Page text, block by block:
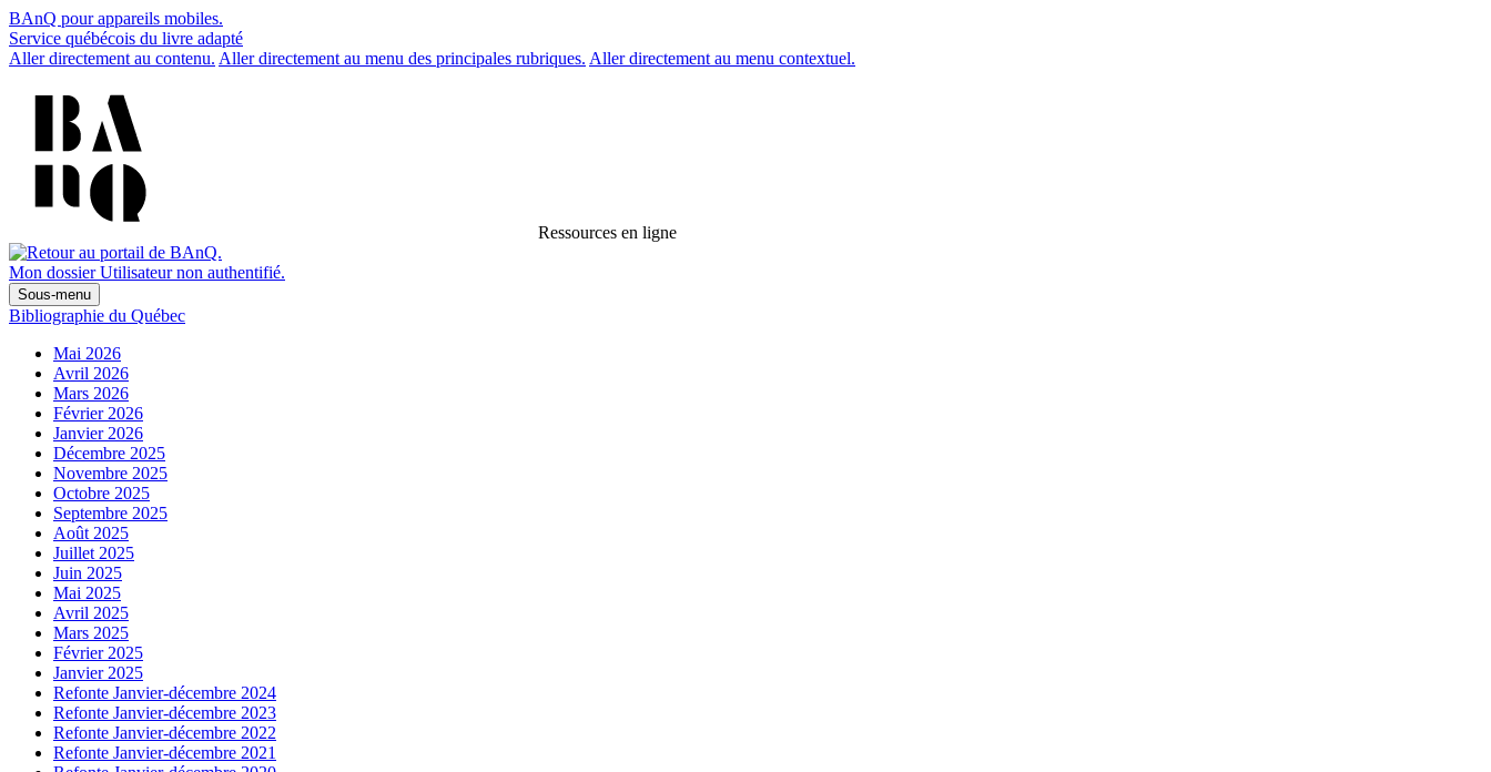
BAnQ pour appareils mobiles.
Service québécois du livre adapté
Aller directement au contenu. Aller directement au menu des principales rubriques. Aller directement au menu contextuel.
Ressources en ligne
Mon dossier Utilisateur non authentifié.
Sous-menu
Bibliographie du Québec
Mai 2026
Avril 2026
Mars 2026
Février 2026
Janvier 2026
Décembre 2025
Novembre 2025
Octobre 2025
Septembre 2025
Août 2025
Juillet 2025
Juin 2025
Mai 2025
Avril 2025
Mars 2025
Février 2025
Janvier 2025
Refonte Janvier-décembre 2024
Refonte Janvier-décembre 2023
Refonte Janvier-décembre 2022
Refonte Janvier-décembre 2021